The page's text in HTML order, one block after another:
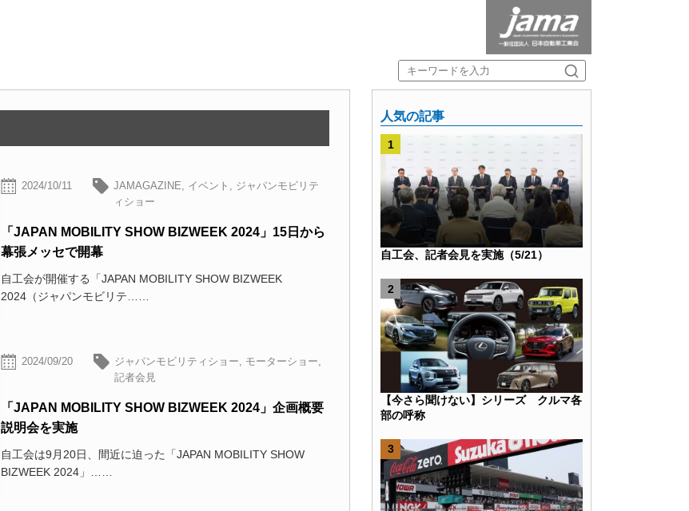
2024/10/11 JAMAGAZINE, イベント , ジャパンモビリテ
ィショー
「JAPAN MOBILITY SHOW BIZWEEK 2024」15日から
幕張メッセで開幕
自工会が開催する「JAPAN MOBILITY SHOW BIZWEEK
2024（ジャパンモビリテ……
2024/09/20 ジャパンモビリティショー, モーターショー,
記者会見
「JAPAN MOBILITY SHOW BIZWEEK 2024」企画概要
説明会を実施
自工会は9月20日、間近に迫った「JAPAN MOBILITY SHOW
BIZWEEK 2024」……
人気の記事
自工会、記者会見を実施（5/21）
【今さら聞けない】シリーズ クルマ各
部の呼称